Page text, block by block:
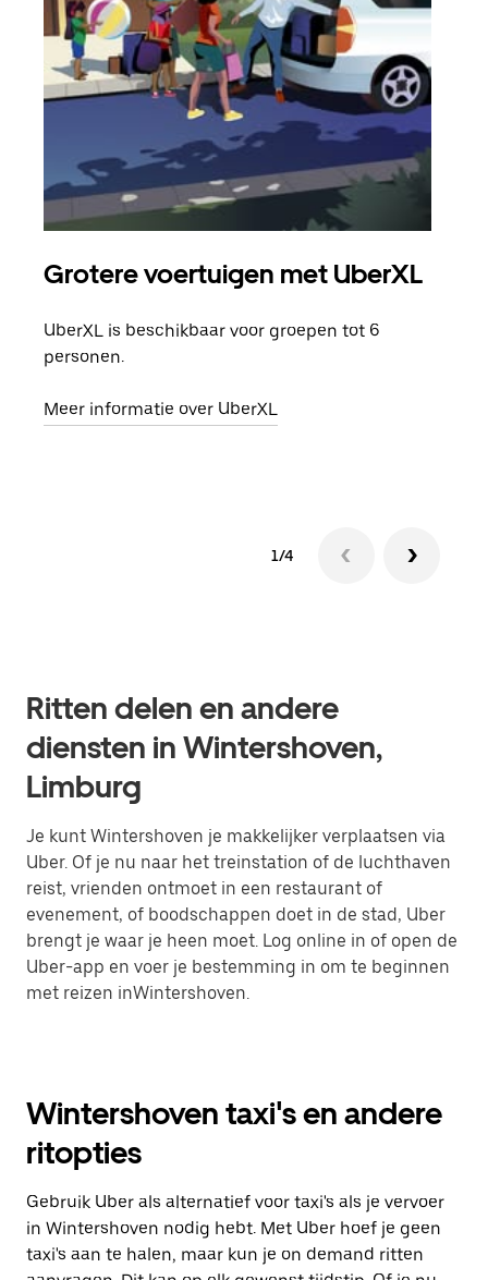
Grotere voertuigen met UberXL
UberXL is beschikbaar voor groepen tot 6
personen.
Meer informatie over UberXL
1/4
Ritten delen en andere
diensten in Wintershoven,
Limburg
Je kunt Wintershoven je makkelijker verplaatsen via
Uber. Of je nu naar het treinstation of de luchthaven
reist, vrienden ontmoet in een restaurant of
evenement, of boodschappen doet in de stad, Uber
brengt je waar je heen moet. Log online in of open de
Uber-app en voer je bestemming in om te beginnen
met reizen inWintershoven.
Wintershoven taxi's en andere
ritopties
Gebruik Uber als alternatief voor taxi's als je vervoer
in Wintershoven nodig hebt. Met Uber hoef je geen
taxi's aan te halen, maar kun je on demand ritten